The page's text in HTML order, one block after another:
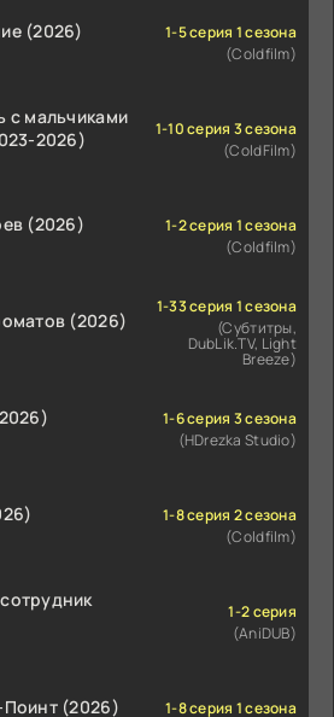
(2026)
1-5 серия 1 сезона
(Coldfilm)
с мальчиками
2026)
1-10 серия 3 сезона
(ColdFilm)
(2026)
1-2 серия 1 сезона
(Coldfilm)
(2026)
1-33 серия 1 сезона
(Субтитры,
DubLik.TV, Light
Breeze)
1-6 серия 3 сезона
(HDrezka Studio)
1-8 серия 2 сезона
(Coldfilm)
1-2 серия
(AniDUB)
(2026)
1-8 серия 1 сезона